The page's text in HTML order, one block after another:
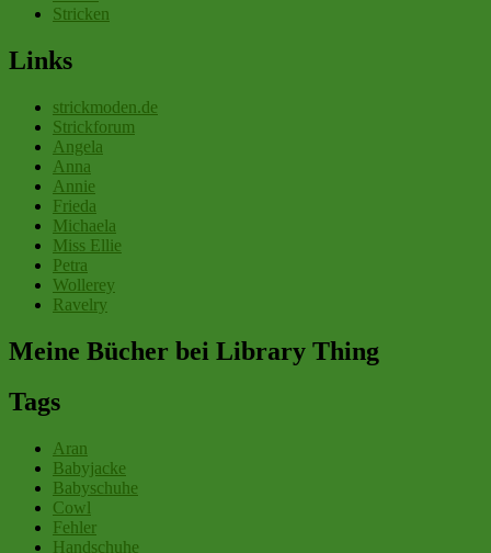
Stricken
Links
strickmoden.de
Strickforum
Angela
Anna
Annie
Frieda
Michaela
Miss Ellie
Petra
Wollerey
Ravelry
Meine Bücher bei Library Thing
Tags
Aran
Babyjacke
Babyschuhe
Cowl
Fehler
Handschuhe